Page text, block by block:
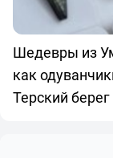
Шедевры из
как
Терский берег